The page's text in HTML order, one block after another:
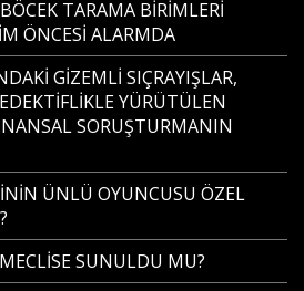
TARAMA BİRİMLERİ
ÖNCESİ ALARMDA
GİZEMLİ SIÇRAYIŞLAR,
YÜRÜTÜLEN
SORUŞTURMANIN
ÜNLÜ OYUNCUSU ÖZEL
SUNULDU MU?